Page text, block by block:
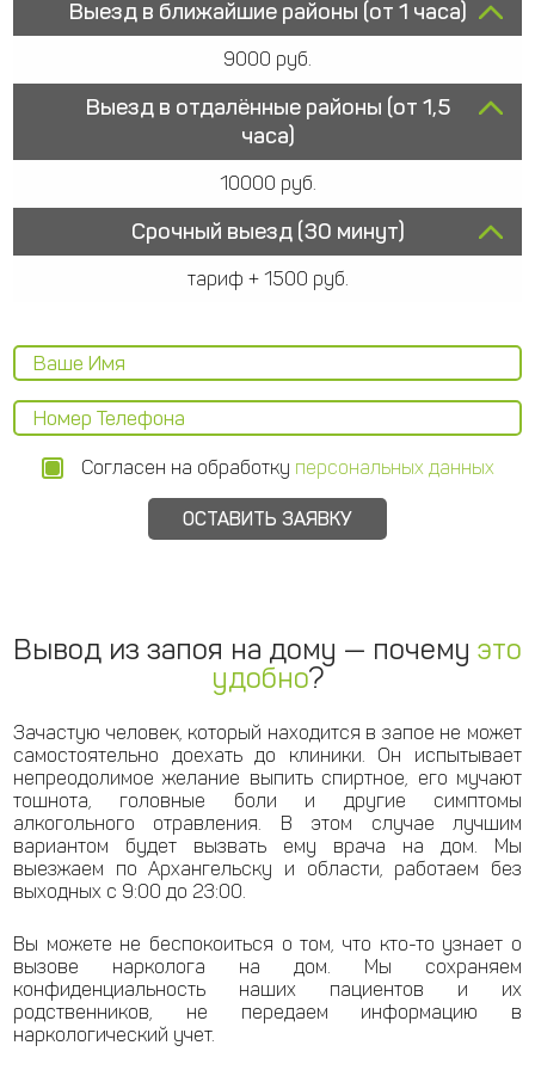
Выезд в ближайшие районы (от 1 часа)
9000 руб.
Выезд в отдалённые районы (от 1,5
часа)
10000 руб.
Срочный выезд (30 минут)
тариф + 1500 руб.
Согласен на обработку персональных данных
Вывод из запоя на дому — почему это
удобно?
Зачастую человек, который находится в запое не может
самостоятельно доехать до клиники. Он испытывает
непреодолимое желание выпить спиртное, его мучают
тошнота, головные боли и другие симптомы
алкогольного отравления. В этом случае лучшим
вариантом будет вызвать ему врача на дом. Мы
выезжаем по Архангельску и области, работаем без
выходных с 9:00 до 23:00.
Вы можете не беспокоиться о том, что кто-то узнает о
вызове нарколога на дом. Мы сохраняем
конфиденциальность наших пациентов и их
родственников, не передаем информацию в
наркологический учет.